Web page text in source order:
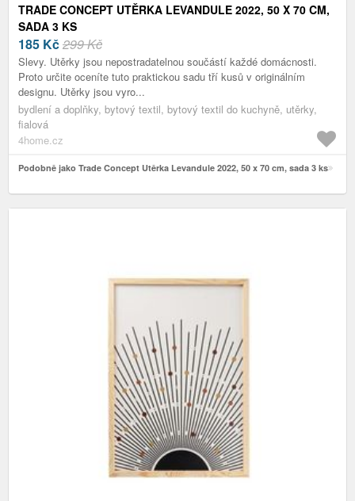
TRADE CONCEPT UTĚRKA LEVANDULE 2022, 50 X 70 CM,
SADA 3 KS
185 Kč299 Kč
Slevy. Utěrky jsou nepostradatelnou součástí každé domácnosti.
Proto určite oceníte tuto praktickou sadu tří kusů v originálním
designu. Utěrky jsou vyro...
bydlení a doplňky, bytový textil, bytový textil do kuchyně, utěrky,
fialová
4home.cz
Podobně jako Trade Concept Utěrka Levandule 2022, 50 x 70 cm, sada 3 ks